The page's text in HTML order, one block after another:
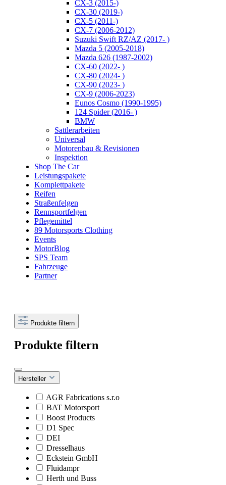
CX-3 (2015-)
CX-30 (2019-)
CX-5 (2011-)
CX-7 (2006-2012)
Suzuki Swift RZ/AZ (2017- )
Mazda 5 (2005-2018)
Mazda 626 (1987-2002)
CX-60 (2022- )
CX-80 (2024- )
CX-90 (2023- )
CX-9 (2006-2023)
Eunos Cosmo (1990-1995)
124 Spider (2016- )
BMW
Sattlerarbeiten
Universal
Motorenbau & Revisionen
Inspektion
Shop The Car
Leistungspakete
Komplettpakete
Reifen
Straßenfelgen
Rennsportfelgen
Pflegemittel
89 Motorsports Clothing
Events
MotorBlog
SPS Team
Fahrzeuge
Partner
Produkte filtern
Produkte filtern
Hersteller
AGR Fabrications s.r.o
BAT Motorsport
Boost Products
D1 Spec
DEI
Dresselhaus
Eckstein GmbH
Fluidampr
Herth und Buss